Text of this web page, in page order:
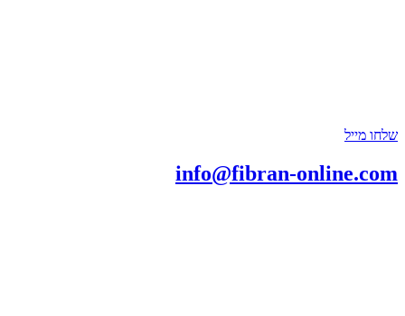
שלחו מייל
info@fibran-online.com